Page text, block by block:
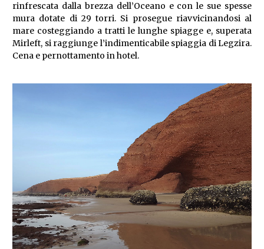
rinfrescata dalla brezza dell’Oceano e con le sue spesse
mura dotate di 29 torri. Si prosegue riavvicinandosi al
mare costeggiando a tratti le lunghe spiagge e, superata
Mirleft, si raggiunge l’indimenticabile spiaggia di Legzira.
Cena e pernottamento in hotel.